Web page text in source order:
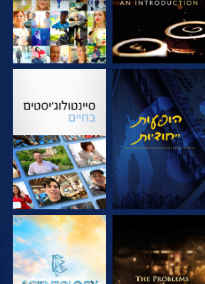
צפה בדוק את הסדרה
בדוק את הסדרה בדוק את הסדרה